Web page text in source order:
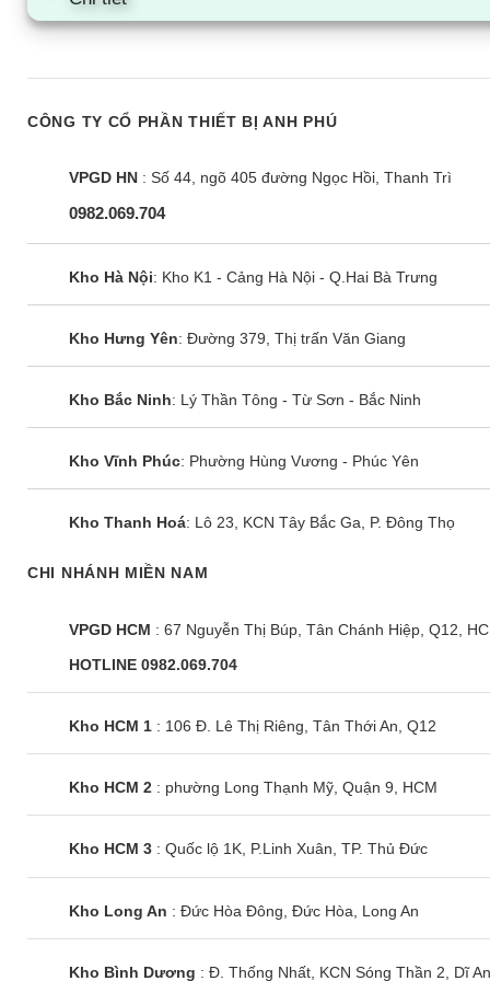
Điều hòa Panasonic XU24BKH-8 |
CÔNG TY CỔ PHẦN THIẾT BỊ ANH PHÚ
VPGD HN : Số 44, ngõ 405 đường Ngọc Hồi, Thanh Trì
0982.069.704
Kho Hà Nội: Kho K1 - Cảng Hà Nội - Q.Hai Bà Trưng
Kho Hưng Yên: Đường 379, Thị trấn Văn Giang
Kho Bắc Ninh: Lý Thần Tông - Từ Sơn - Bắc Ninh
Kho Vĩnh Phúc: Phường Hùng Vương - Phúc Yên
Kho Thanh Hoá: Lô 23, KCN Tây Bắc Ga, P. Đông Thọ
CHI NHÁNH MIỀN NAM
VPGD HCM : 67 Nguyễn Thị Búp, Tân Chánh Hiệp, Q12,
HOTLINE 0982.069.704
Kho HCM 1 : 106 Đ. Lê Thị Riêng, Tân Thới An, Q12
Kho HCM 2 : phường Long Thạnh Mỹ, Quận 9, HCM
Kho HCM 3 : Quốc lộ 1K, P.Linh Xuân, TP. Thủ Đức
Kho Long An : Đức Hòa Đông, Đức Hòa, Long An
Kho Bình Dương : Đ. Thống Nhất, KCN Sóng Thần 2, Dĩ An